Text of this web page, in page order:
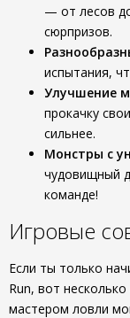
— от лесов
сюрпризов.
испытания,
Улучшение
прокачку
сильнее.
Монстры с
чудовищный
команде!
Игровые
Если ты только
Run, вот
мастером ловли